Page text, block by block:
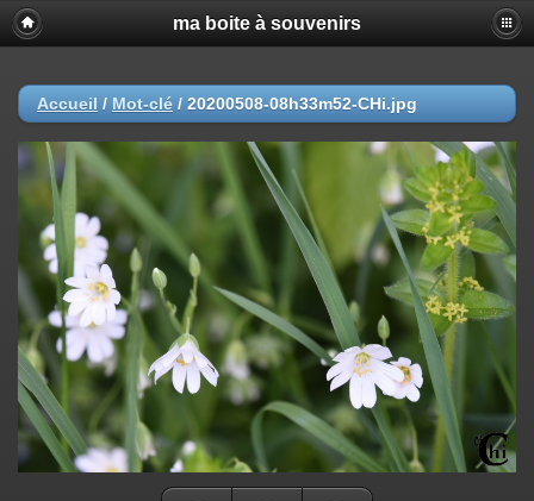
ma boite à souvenirs
Accueil / Mot-clé / 20200508-08h33m52-CHi.jpg